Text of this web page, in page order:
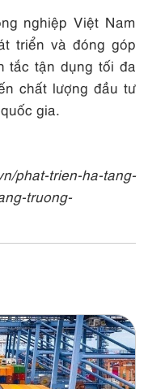
nghiệp Việt Nam
triển và đóng góp
tắc tận dụng tối đa
chất lượng đầu tư
gia.
phat-trien-ha-tang-
truong-